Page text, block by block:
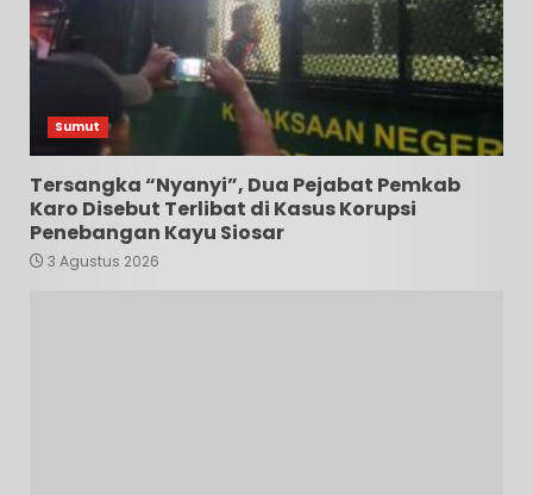
Sumut
Tersangka “Nyanyi”, Dua Pejabat Pemkab
Karo Disebut Terlibat di Kasus Korupsi
Penebangan Kayu Siosar
3 Agustus 2026